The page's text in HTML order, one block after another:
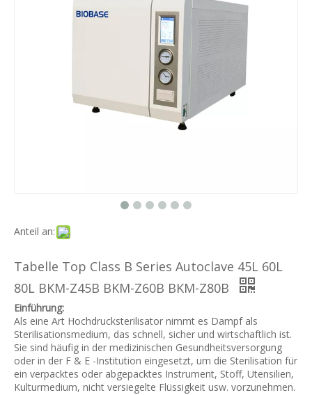
Anteil an:
Tabelle Top Class B Series Autoclave 45L 60L
80L BKM-Z45B BKM-Z60B BKM-Z80B
Einführung:
Als eine Art Hochdrucksterilisator nimmt es Dampf als
Sterilisationsmedium, das schnell, sicher und wirtschaftlich ist.
Sie sind häufig in der medizinischen Gesundheitsversorgung
oder in der F & E -Institution eingesetzt, um die Sterilisation für
ein verpacktes oder abgepacktes Instrument, Stoff, Utensilien,
Kulturmedium, nicht versiegelte Flüssigkeit usw. vorzunehmen.